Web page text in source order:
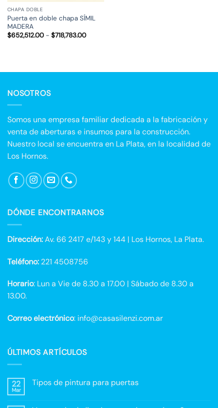
CHAPA DOBLE
Puerta en doble chapa SÍMIL
MADERA
$652,512.00 - $718,783.00Rango
$718,783.00
NOSOTROS
Somos una empresa familiar dedicada a la fabricación y
venta de aberturas e insumos para la construcción.
Nuestro local se encuentra en La Plata, en la localidad de
Los Hornos.
DÓNDE ENCONTRARNOS
Dirección:Av. 66 2417 e/143 y 144 | Los Hornos, La Plata.
Teléfono: 221 4508756
Horario: Lun a Vie de 8.30 a 17.00 | Sábado de 8.30 a
13.00.
Correo electrónico: info@casasilenzi.com.ar
ÚLTIMOS ARTÍCULOS
22
Mar
Tipos de pintura para puertas